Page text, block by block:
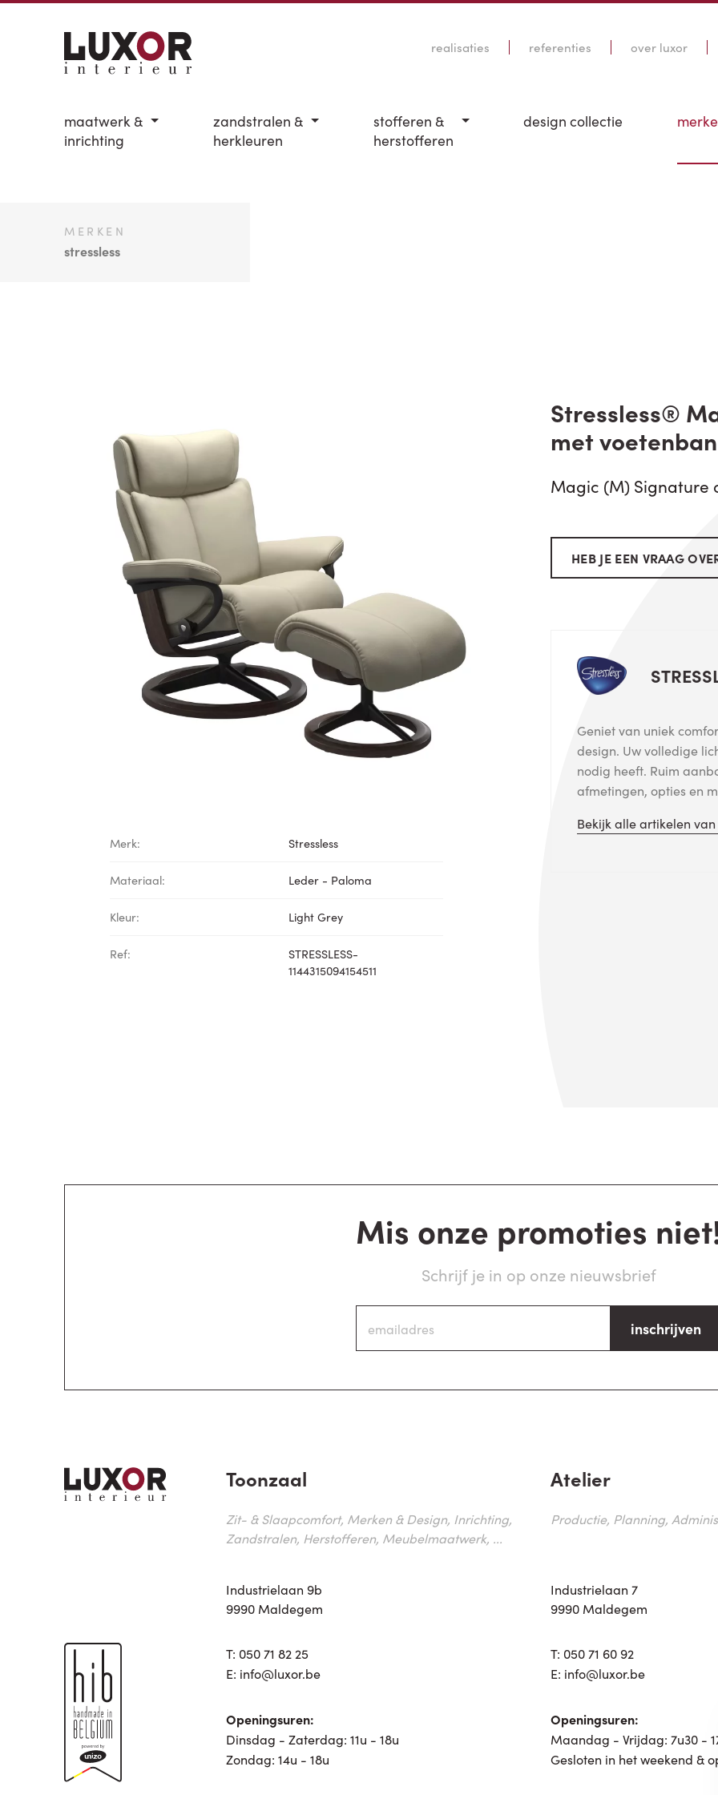
realisaties referenties over luxor
maatwerk &
inrichting
zandstralen &
herkleuren
stofferen &
herstofferen
design collectie
MERKEN
stressless
Merk: Stressless
Materiaal: Leder - Paloma
Kleur: Light Grey
Ref:
STRESSLESS-
1144315094154511
Stressless®
met
Magic (M) Signature
HEB JE EEN VRAAG
Geniet van uniek
design. Uw volledige
nodig heeft. Ruim
afmetingen, opties en
Bekijk alle artikelen van
Mis onze promoties
Schrijf je in op onze nieuwsbrief
inschrijven
Toonzaal
Zit- & Slaapcomfort, Merken & Design, Inrichting,
Zandstralen, Herstofferen, Meubelmaatwerk, ...
Industrielaan 9b
9990 Maldegem
T: 050 71 82 25
E: info@luxor.be
Openingsuren:
Dinsdag - Zaterdag: 11u - 18u
Zondag: 14u - 18u
Atelier
Productie, Planning,
Industrielaan 7
9990 Maldegem
T: 050 71 60 92
E: info@luxor.be
Openingsuren:
Maandag - Vrijdag: 7u30 -
Gesloten in het weekend &